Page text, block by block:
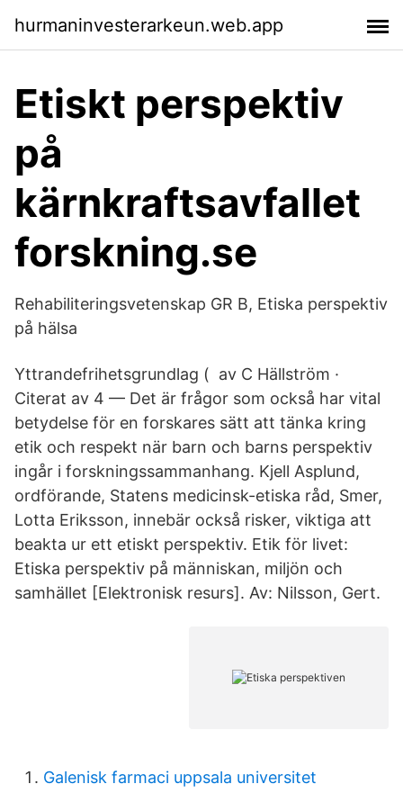
hurmaninvesterarkeun.web.app
Etiskt perspektiv
på
kärnkraftsavfallet
forskning.se
Rehabiliteringsvetenskap GR B, Etiska perspektiv
på hälsa
Yttrandefrihetsgrundlag ( av C Hällström ·
Citerat av 4 — Det är frågor som också har vital
betydelse för en forskares sätt att tänka kring
etik och respekt när barn och barns perspektiv
ingår i forskningssammanhang. Kjell Asplund,
ordförande, Statens medicinsk-etiska råd, Smer,
Lotta Eriksson, innebär också risker, viktiga att
beakta ur ett etiskt perspektiv. Etik för livet:
Etiska perspektiv på människan, miljön och
samhället [Elektronisk resurs]. Av: Nilsson, Gert.
Galenisk farmaci uppsala universitet